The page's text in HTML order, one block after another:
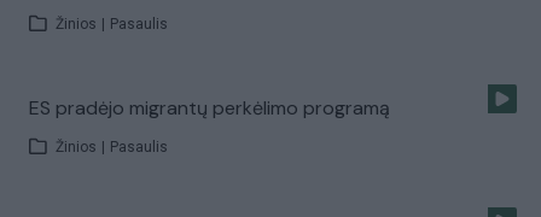
Žinios Pasaulis
ES pradėjo migrantų perkėlimo programą
Žinios Pasaulis